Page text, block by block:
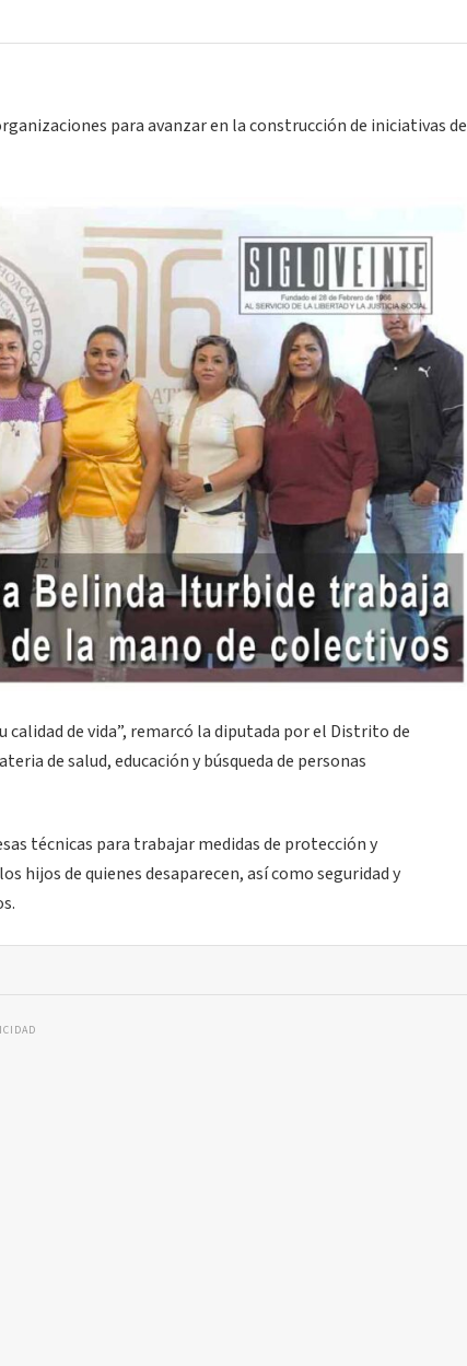
para avanzar en la construcción de iniciativas de
de vida”, remarcó la diputada por el Distrito de
de salud, educación y búsqueda de personas
técnicas para trabajar medidas de protección y
hijos de quienes desaparecen, así como seguridad y